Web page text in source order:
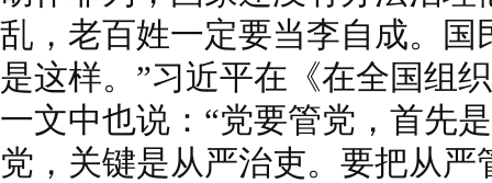
乱，老百姓一定要当李自成。国
是这样。”习近平在《在全国组
一文中也说：“党要管党，首先
党，关键是从严治吏。要把从